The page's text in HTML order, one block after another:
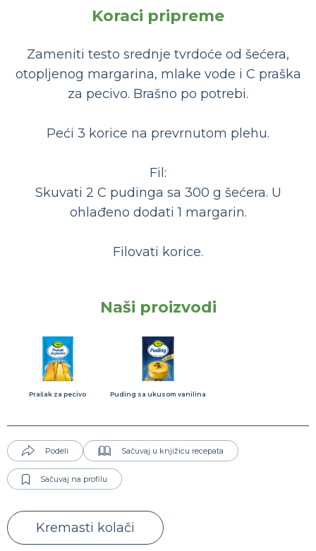
Koraci pripreme
Zameniti testo srednje tvrdoće od šećera,
otopljenog margarina, mlake vode i C praška
za pecivo. Brašno po potrebi.
Peći 3 korice na prevrnutom plehu.
Fil:
Skuvati 2 C pudinga sa 300 g šećera. U
ohlađeno dodati 1 margarin.
Filovati korice.
Naši proizvodi
Prašak za pecivo Puding sa ukusom vanilina
Podeli Sačuvaj u knjižicu recepata
Sačuvaj na profilu
Kremasti kolači